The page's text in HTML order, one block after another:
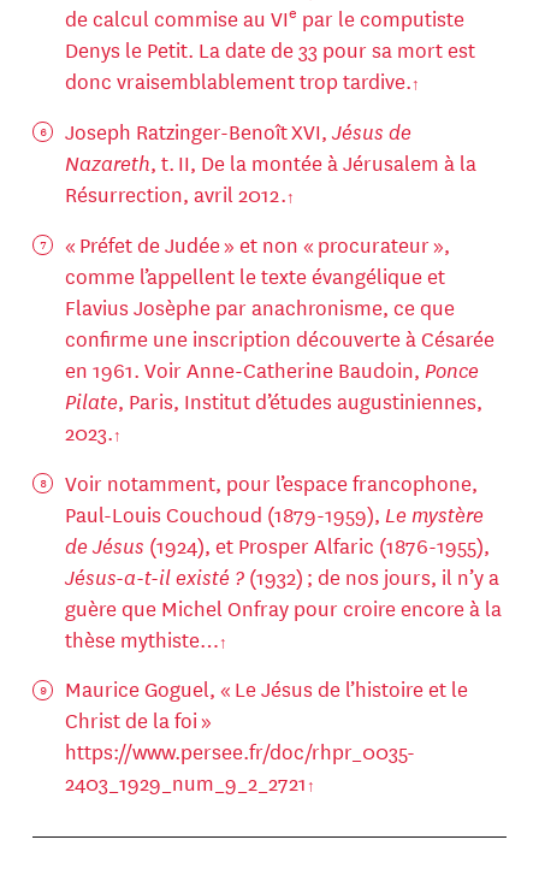
de calcul commise au VIe par le computiste
Denys le Petit. La date de 33 pour sa mort est
donc vraisemblablement trop tardive.
Joseph Ratzinger-Benoît XVI, Jésus de
Nazareth, t. II, De la montée à Jérusalem à la
Résurrection, avril 2012.
« Préfet de Judée » et non « procurateur »,
comme l’appellent le texte évangélique et
Flavius Josèphe par anachronisme, ce que
confirme une inscription découverte à Césarée
en 1961. Voir Anne-Catherine Baudoin, Ponce
Pilate, Paris, Institut d’études augustiniennes,
2023.
Voir notamment, pour l’espace francophone,
Paul-Louis Couchoud (1879-1959), Le mystère
de Jésus (1924), et Prosper Alfaric (1876-1955),
Jésus-a-t-il existé ? (1932) ; de nos jours, il n’y a
guère que Michel Onfray pour croire encore à la
thèse mythiste…
Maurice Goguel, « Le Jésus de l’histoire et le
Christ de la foi »
https://www.persee.fr/doc/rhpr_0035-
2403_1929_num_9_2_2721